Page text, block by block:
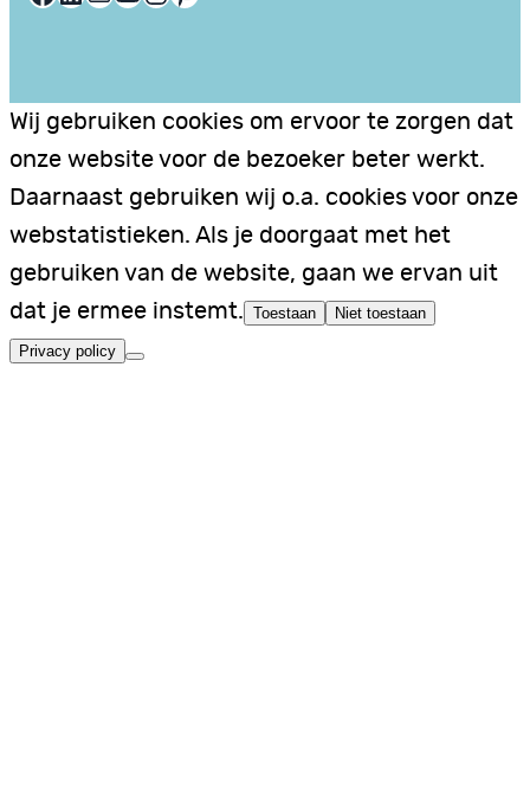
Wij gebruiken cookies om ervoor te zorgen dat
onze website voor de bezoeker beter werkt.
Daarnaast gebruiken wij o.a. cookies voor onze
webstatistieken. Als je doorgaat met het
gebruiken van de website, gaan we ervan uit
dat je ermee instemt. Toestaan Niet toestaan
Privacy policy